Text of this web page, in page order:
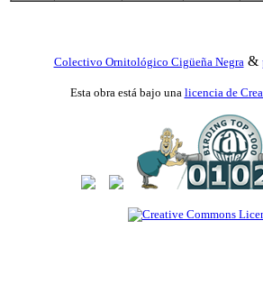
Colectivo Ornitológico Cigüeña Negra &
Esta obra está bajo una licencia de